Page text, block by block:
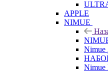
APPLE
NIMUE
Nimue